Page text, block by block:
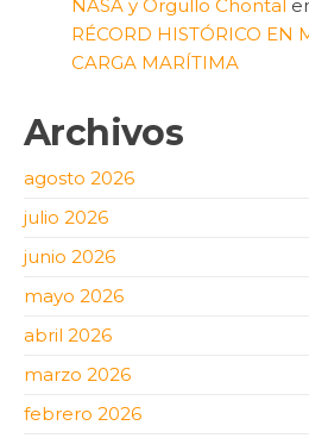
NASA y Orgullo Chontal
RÉCORD HISTÓRICO EN
CARGA MARÍTIMA
Archivos
agosto 2026
julio 2026
junio 2026
mayo 2026
abril 2026
marzo 2026
febrero 2026